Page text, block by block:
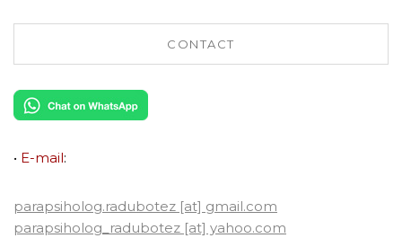
CONTACT
• E-mail:
parapsiholog.radubotez [at] gmail.com
parapsiholog_radubotez [at] yahoo.com